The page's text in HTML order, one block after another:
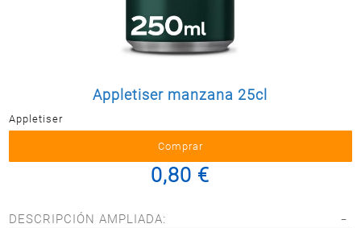
Appletiser manzana 25cl
Appletiser
0,80 €
DESCRIPCIÓN AMPLIADA: